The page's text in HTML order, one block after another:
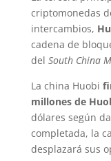
criptomonedas
intercambios,
cadena de
del South China
La china Huobi
millones de
dólares según
completada, la
desplazará sus